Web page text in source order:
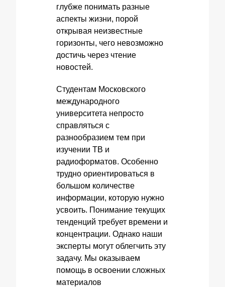
глубже понимать разные
аспекты жизни, порой
открывая неизвестные
горизонты, чего невозможно
достичь через чтение
новостей.
Студентам Московского
международного
университета непросто
справляться с
разнообразием тем при
изучении ТВ и
радиоформатов. Особенно
трудно ориентироваться в
большом количестве
информации, которую нужно
усвоить. Понимание текущих
тенденций требует времени и
концентрации. Однако наши
эксперты могут облегчить эту
задачу. Мы оказываем
помощь в освоении сложных
материалов